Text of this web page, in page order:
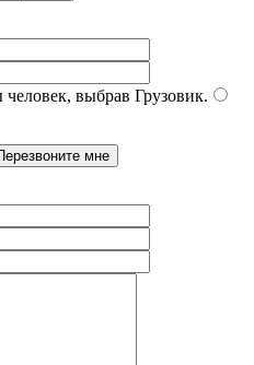
выбрав Грузовик.